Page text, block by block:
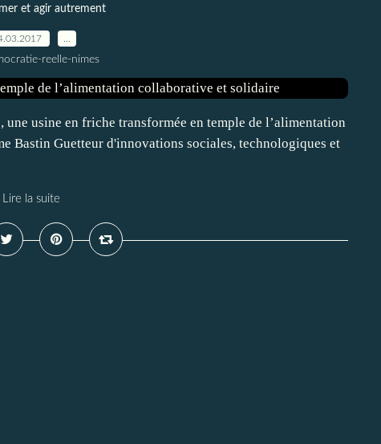
et agir autrement
reelle-nimes
usine en friche transformée en temple de l’alimentation
Bastin Guetteur d'innovations sociales, technologiques et
Lire la suite